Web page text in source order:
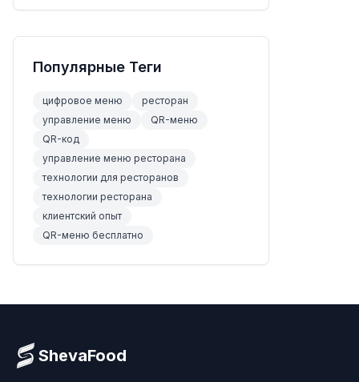
Популярные Теги
цифровое меню
ресторан
управление меню
QR-меню
QR-код
управление меню ресторана
технологии для ресторанов
технологии ресторана
клиентский опыт
QR-меню бесплатно
ShevaFood